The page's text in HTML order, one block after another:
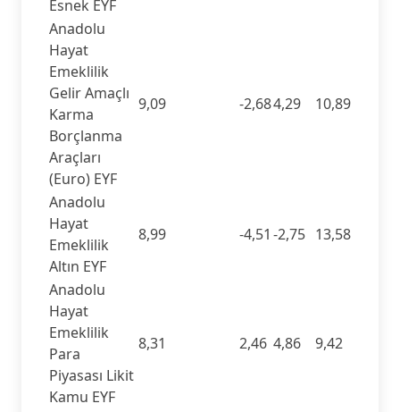
Esnek EYF
Anadolu
Hayat
Emeklilik
Gelir Amaçlı
Karma
Borçlanma
Araçları
(Euro) EYF
9,09 -2,684,29 10,89
Anadolu
Hayat
Emeklilik
Altın EYF
8,99 -4,51 -2,75 13,58
Anadolu
Hayat
Emeklilik
Para
Piyasası Likit
Kamu EYF
8,31 2,46 4,86 9,42